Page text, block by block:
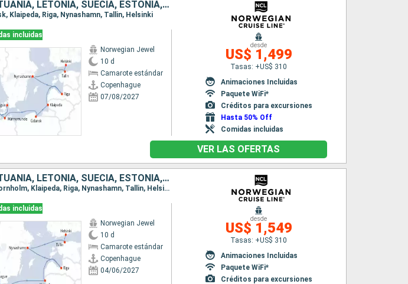
DINAMARCA, ALEMANIA, POLONIA, LITUANIA, LETONIA, SUECIA, ESTONIA, FINLANDIA
Klaipeda, Riga, Nynashamn, Tallin, Helsinki
incluidas
Norwegian Jewel
10 d
Camarote estándar
Copenhague
07/08/2027
desde
US$ 1,499
Tasas: +US$ 310
Animaciones Incluidas
Paquete WiFi*
Créditos para excursiones
Hasta 50% Off
Comidas incluidas
VER LAS OFERTAS
DINAMARCA, POLONIA, ALEMANIA, LITUANIA, LETONIA, SUECIA, ESTONIA, FINLANDIA
Itinerario : Copenhague, Gdansk, Warnemunde, Bornholm, Klaipeda, Riga, Nynashamn, Tallin, Helsinki
incluidas
Norwegian Jewel
10 d
Camarote estándar
Copenhague
04/06/2027
desde
US$ 1,549
Tasas: +US$ 310
Animaciones Incluidas
Paquete WiFi*
Créditos para excursiones